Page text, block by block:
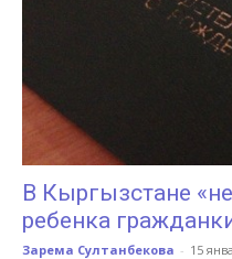
В Кыргызстане
ребенка
Зарема Султанбекова - 15